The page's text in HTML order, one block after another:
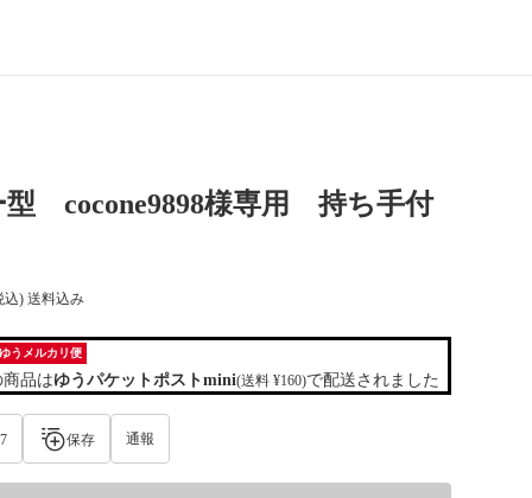
型 cocone9898様専用 持ち手付
込) 送料込み
うメルカリ便
商品はゆうパケットポストmini(送料 ¥160)で配送されました
7 保存 通報